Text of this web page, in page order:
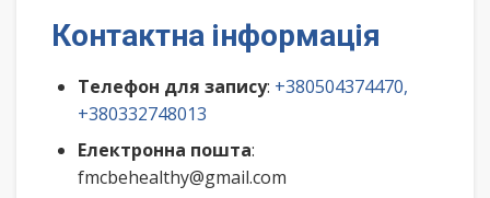
Контактна інформація
Телефон для запису: +380504374470,
+380332748013
Електронна пошта:
fmcbehealthy@gmail.com